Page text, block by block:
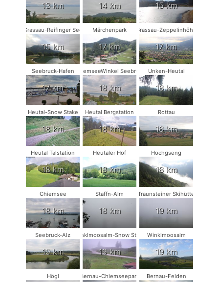
13 km 14 km 15 km
Grassau-Reifinger See
15 km
Märchenpark
17 km
Grassau-Zeppelinhöhe
17 km
Seebruck-Hafen
17 km
ChiemseeWinkel Seebruck
18 km
Unken-Heutal
18 km
Heutal-Snow Stake
18 km
Heutal Bergstation
18 km
Rottau
18 km
Heutal Talstation
18 km
Heutaler Hof
18 km
Hochgseng
18 km
Chiemsee
18 km
Staffn-Alm
18 km
Traunsteiner Skihütte
19 km
Seebruck-Alz
19 km
Winklmoosalm-Snow Stake
19 km
Winklmoosalm
19 km
Högl Bernau-Chiemseepark Bernau-Felden